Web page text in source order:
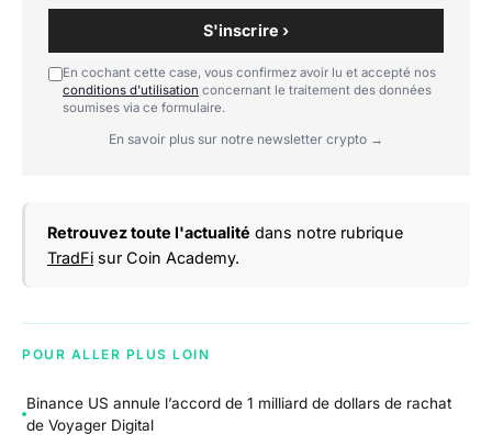
S'inscrire ›
En cochant cette case, vous confirmez avoir lu et accepté nos
conditions d'utilisation concernant le traitement des données
soumises via ce formulaire.
En savoir plus sur notre newsletter crypto →
Retrouvez toute l'actualité dans notre rubrique
TradFi sur Coin Academy.
POUR ALLER PLUS LOIN
Binance US annule l’accord de 1 milliard de dollars de rachat
de Voyager Digital